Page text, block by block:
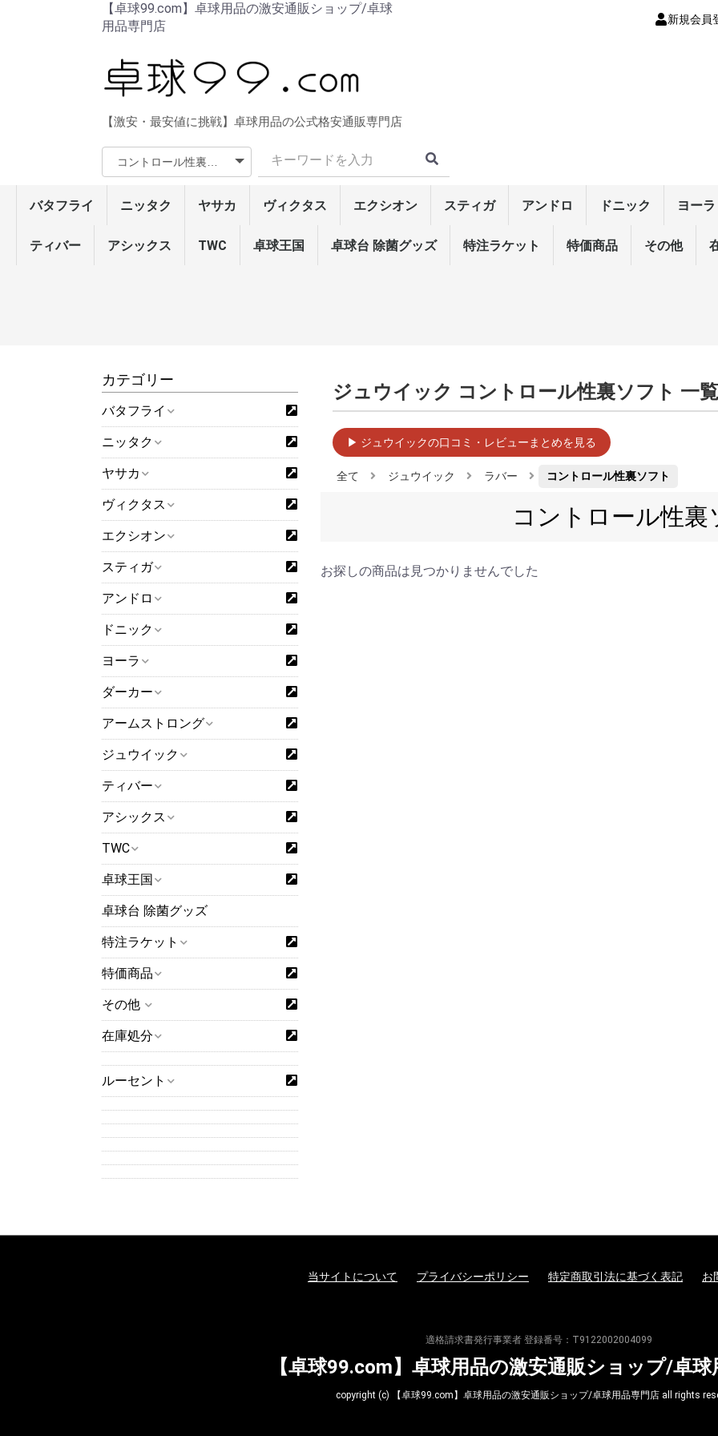
【卓球99.com】卓球用品の激安通販ショップ/卓球
用品専門店
新規会員
【激安・最安値に挑戦】卓球用品の公式格安通販専門店
バタフライ
ラバー ザイア03
グレイザー・シリーズ
ディグニクス・シリー
テナジー・シリーズ
ラウンデル・シリーズ
ロゼナ
ブライス・シリーズ
スレイバー・シリーズ
タキネス・シリーズ
タキファイヤドライブ
フレクストラ/サフィー
インパーシャル・シリ
スピーディーP.O./チャ
レンジャーATTACK
オーソドックスDX
イリウス・シリーズ(粒
フェイント・シリーズ
スーパーアンチ
ラージ・ラバー
ラケット・シェーク
アウターフォース・シ
樊振東・シリーズ
林昀儒
張本智和・シリーズ
ビスカリア・レボルデ
アポロニア・フレイタ
オフチャロフ
水谷・フランチスカ
ティモボル・シリーズ
インナーフォース・シ
SK・シリーズ
コルベル/メイスアドバ
エクスター5/TB5α/フ
ァルシーマ
インナーシールド レイ
ヤーZLF/ダイオード
ラケット・ペン
ビスカリア・シリーズ
(中国式ペン)
樊振東・シリーズ(中国
張本智和・シリーズ(中
国式ペン)
インナーフォース・シ
リーズ(中国式ペン)
SK・シリーズ(中国式
ティモボルCAF
水谷隼/吉田海偉/ハッ
サイプレス・シリーズ
(単板ペン)
ハッドロウJPV‐S
ハッドロウJPV‐R
ハッドロウリボルバー/
ガレイディア リボルバ
ラバー貼りラケット
ウェア 男女兼用ウェア
レディースウェア
男女兼用パンツ
レディースパンツ
Tシャツ
トレーニングウェア
シューズ
エナジーフォースシリ
レゾラインシリーズ
ソックス
メンテナンス 接着剤
ラバーフィルム
サイドテープ
ラバーメンテナンス
ラケットメンテナンス
ネット/サポート ネット・サポート
カウンター
その他
卓球台/ロボット 卓球台
ロボット/フェンス
その他
バッグ/ケース ラケットケース
シューズケース
ボールケース
バッグ
ボール 40mm3スター公認球
40mmトレーニングボ
ラージボール
タオル/バンド
ラージ用品
その他 DVD/ブルーレイ
その他
ニッタク
ラバー
ファスターク・シリー
フライアット・シリー
テンション系裏ソフト
高弾性裏ソフト
キョウヒョウ・シリー
粘着性裏ソフト
コントロール性裏ソフ
モリストSP・シリーズ
テンション系表ソフト
ドナックル・シリーズ
表ソフト
粒高ラバー
ラージ・ラバー
ラケット・シェーク
キョウヒョウ・シリー
弦楽器・シリーズ
セプティアー・シリー
トルネード・シリーズ
剛力・シリーズ
WG・シリーズ
ラティカ・シリーズ
攻撃用(特殊素材)
7枚合板シェーク
攻撃用シェーク
オールラウンド
テナリー
守備用シェーク
ラージ・シェークラケ
ラケット・ペン 弦楽器・シリーズ
剛力・シリーズ
セプティアー・シリー
中国式ペン(特殊素材)
中国式ペン
角型ペン(単板)
角型ペン
角丸型ペン(単板)
角丸型ペン
反転式ペン
ラージ・ペンラケット
ウェア 男女兼用ウェア
レディースウェア
男女兼用パンツ
レディースパンツ
Tシャツ
トレーニング
シューズ
ソックス
メンテナンス 接着剤
ラバーフィルム
サイドテープ
ラバーメンテナンス
ラケットメンテナンス
バッグ/ケース ラケットケース
ボールケース
バッグ
ボール 3スター硬球40mm
2スター硬球40mm
トレーニングボール
ラージボール
タオル/バンド タオル
バンド
卓球台/ロボット
ネット/サポート ネット・サポート
カウンター
その他
ラージ用品
その他
ヤサカ
ラバー 輝龍/翔龍・シリーズ
ラクザ・シリーズ
エクステンド・シリー
マークV・シリーズ
テンション系裏ソフト
高弾性裏ソフト
粘着性裏ソフト
コントロール性裏ソフ
テンション系表ソフト
表ソフト
粒高ラバー
ラージ・ラバー
ラケット・シェーク
リゾネイト･エクスファ
リーンフォース・シリ
マイス・シリーズ
ギャラクシャ・シリー
デュラングル・シリー
スウェーデン・シリー
攻撃用(特殊素材)
攻撃用シェーク
オールラウンド
守備用シェーク
ラージ・シェークラケ
ラケット・ペン マイス・シリーズ
リゾネイト・シリーズ
スウェーデン・シリー
中国式ペン(特殊素材)
中国式ペン
角型ペン(特殊素材)
角型ペン(単板)
角型ペン
角丸型ペン(特殊素材)
角丸型ペン(単板)
角丸型ペン
反転式ペン
ラージ・ペンラケット
ウェア ウェア
男女兼用ウェア
男女兼用パンツ
Tシャツ
シューズ
ソックス
メンテナンス 接着剤
ラバーフィルム
サイドテープ
ラバーメンテナンス
ラケットメンテナンス
ネット/サポート
卓球台周辺機器
卓球台/ロボット
バッグ/ケース ラケットケース
シューズケース
バッグ
ボール
タオル/バンド
ラージ用品
その他
ヴィクタス
ラバー 裏ソフトラバー
表ソフトラバー
カールシリーズ
ラージ・ラバー
シェイク・ラケット
ペン・ラケット
ラージボール用ラケッ
メンテナンス
ボール 3スターボール
トレーニング球
ラージ用ボール
ウェア 男女兼用ゲームシャツ
男女兼用パンツ
シューズ
ソックス/タオル
バッグ/ケース
卓球台周辺機器
エクシオン
ラバー 裏ソフトラバー
表ソフトラバー
粒高ラバー
シェイクラケット
メンテナンス
スティガ
ラバー
ラケット・シェーク
ラケット・ペン
メンテナンス
アンドロ
ラバー ラザ
テン
ヘキ
ソフト)
プラ
ラザ
テン
ラケット・シェーク
ラケット・ペン
メンテナンス
ウェア
ドニック
ラバー
ラケット・シェーク
ラケット・ペン
ウェア
メンテナンス
その他
ヨーラ
ラバー
ウェア
メンテ
ボール
ラージ
ティバー アシックス TWC 卓球王国 卓球台 除菌グッズ 特注ラケット 特価商品 その他
カテゴリー
バタフライ
ニッタク
ヤサカ
ヴィクタス
エクシオン
スティガ
アンドロ
ドニック
ヨーラ
ダーカー
アームストロング
ジュウイック
ティバー
アシックス
TWC
卓球王国
卓球台 除菌グッズ
特注ラケット
特価商品
その他
在庫処分
ルーセント
ジュウイック コントロール性裏ソフト 一覧
▶ ジュウイックの口コミ・レビューまとめを見る
全て ジュウイック ラバー コントロール性裏ソフト
コントロール性裏
お探しの商品は見つかりませんでした
当サイトについて プライバシーポリシー 特定商取引法に基づく表記 お
適格請求書発行事業者 登録番号：T9122002004099
【卓球99.com】卓球用品の激安通販ショップ/卓
copyright (c) 【卓球99.com】卓球用品の激安通販ショップ/卓球用品専門店 all rights